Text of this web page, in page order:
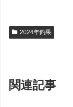
2024年釣果
関連記事